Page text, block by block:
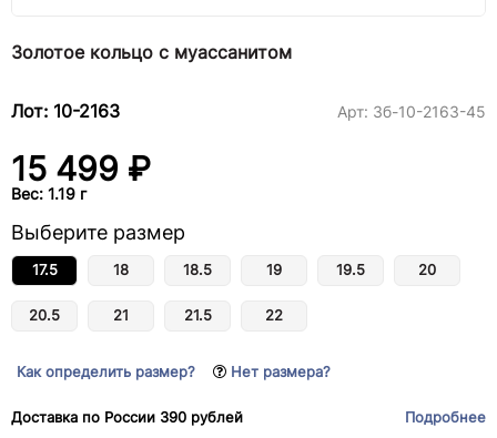
Золотое кольцо с муассанитом
Лот: 10-2163 Арт: 3б-10-2163-45
15 499 ₽
Вес: 1.19 г
Выберите размер
17.5 18 18.5 19 19.5 20
20.5 21 21.5 22
Как определить размер? Нет размера?
Доставка по России 390 рублей
Подробнее